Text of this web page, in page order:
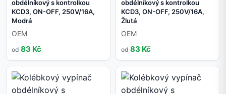
obdélníkový s kontrolkou
KCD3, ON-OFF, 250V/16A,
Modrá
OEM
od 83 Kč
obdélníkový s kontrolkou
KCD3, ON-OFF, 250V/16A,
Žlutá
OEM
od 83 Kč